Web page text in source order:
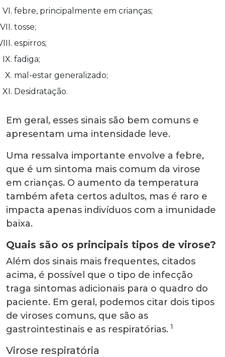
febre, principalmente em crianças;
tosse;
espirros;
fadiga;
mal-estar generalizado;
Desidratação.
Em geral, esses sinais são bem comuns e
apresentam uma intensidade leve.
Uma ressalva importante envolve a febre,
que é um sintoma mais comum da virose
em crianças. O aumento da temperatura
também afeta certos adultos, mas é raro e
impacta apenas indivíduos com a imunidade
baixa.
Quais são os principais tipos de virose?
Além dos sinais mais frequentes, citados
acima, é possível que o tipo de infecção
traga sintomas adicionais para o quadro do
paciente. Em geral, podemos citar dois tipos
de viroses comuns, que são as
gastrointestinais e as respiratórias. 1
Virose respiratória